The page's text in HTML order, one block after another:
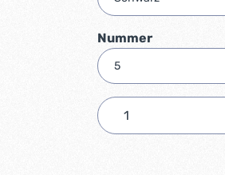
Nummerauswählen
Produkt